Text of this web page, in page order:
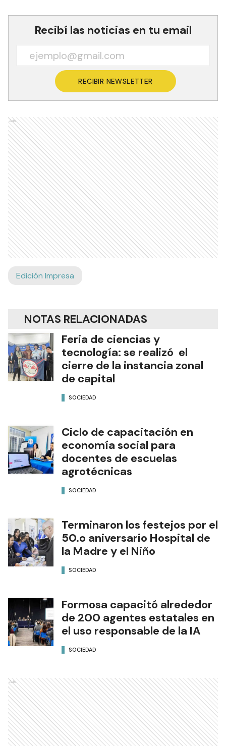
Recibí las noticias en tu email
RECIBIR NEWSLETTER
Ads
Edición Impresa
NOTAS RELACIONADAS
Feria de ciencias y
tecnología: se realizó el
cierre de la instancia zonal
de capital
SOCIEDAD
Ciclo de capacitación en
economía social para
docentes de escuelas
agrotécnicas
SOCIEDAD
Terminaron los festejos por el
50.o aniversario Hospital de
la Madre y el Niño
SOCIEDAD
Formosa capacitó alrededor
de 200 agentes estatales en
el uso responsable de la IA
SOCIEDAD
Ads